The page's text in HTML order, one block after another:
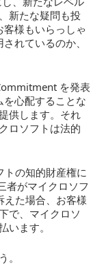
新たな疑問も投
様もいらっしゃ
れているのか、
を発表
心配することな
供します。それ
ロソフトは法的
トの知的財産権に
者がマイクロソフ
えた場合、お客様
で、マイクロソ
ます。
。